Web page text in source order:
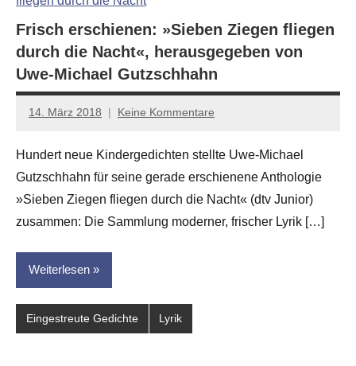
Frisch erschienen: »Sieben Ziegen fliegen
durch die Nacht«, herausgegeben von
Uwe-Michael Gutzschhahn
14. März 2018
Anton
Leitner
Keine Kommentare
Hundert neue Kindergedichten stellte Uwe-Michael
Gutzschhahn für seine gerade erschienene Anthologie
»Sieben Ziegen fliegen durch die Nacht« (dtv Junior)
zusammen: Die Sammlung moderner, frischer Lyrik […]
Weiterlesen
Eingestreute Gedichte Lyrik